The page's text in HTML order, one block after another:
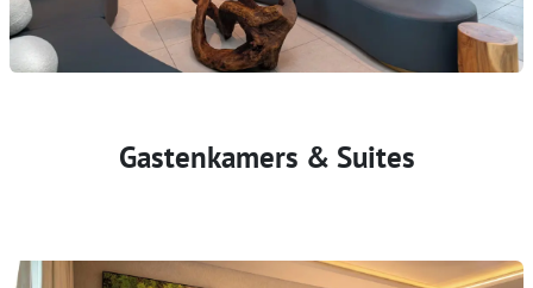
Gastenkamers & Suites